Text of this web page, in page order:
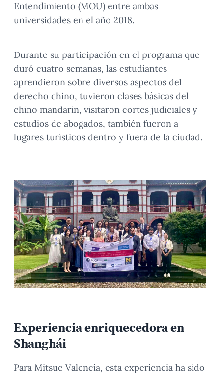
Entendimiento (MOU) entre ambas
universidades en el año 2018.
Durante su participación en el programa que
duró cuatro semanas, las estudiantes
aprendieron sobre diversos aspectos del
derecho chino, tuvieron clases básicas del
chino mandarín, visitaron cortes judiciales y
estudios de abogados, también fueron a
lugares turísticos dentro y fuera de la ciudad.
Experiencia enriquecedora en
Shanghái
Para Mitsue Valencia, esta experiencia ha sido